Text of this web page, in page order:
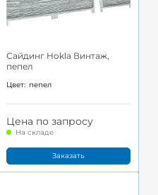
Сайдинг Hokla Винтаж,
пепел
Цвет: пепел
Цена по запросу
На складе
Заказать